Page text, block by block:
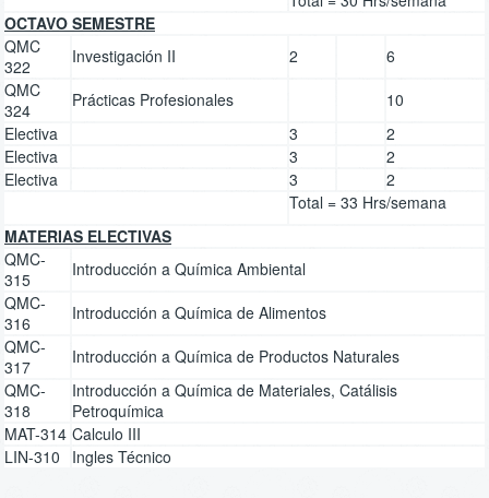
OCTAVO SEMESTRE
QMC
322
Investigación II 2
6
QMC
324
Prácticas Profesionales
10
Electiva
3
2
Electiva
3
2
Electiva
3
2
Total = 33 Hrs/semana
MATERIAS ELECTIVAS
QMC-
315
Introducción a Química Ambiental
QMC-
316
Introducción a Química de Alimentos
QMC-
317
Introducción a Química de Productos Naturales
QMC-
318
Introducción a Química de Materiales, Catálisis
Petroquímica
MAT-314 Calculo III
LIN-310
Ingles Técnico